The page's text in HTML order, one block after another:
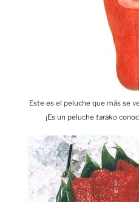
Este es el peluche que más se
¡Es un peluche tarako